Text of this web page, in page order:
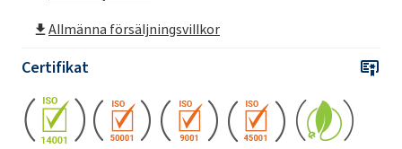
Allmänna försäljningsvillkor
Certifikat